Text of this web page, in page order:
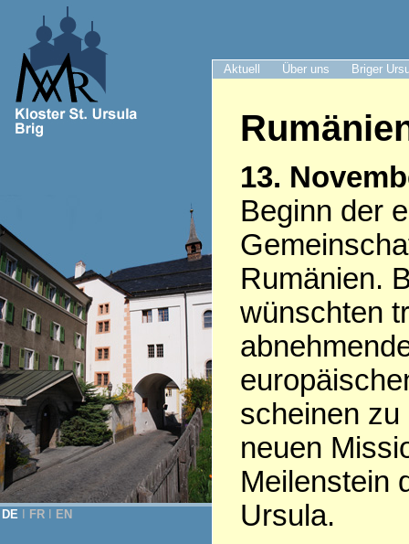
Aktuell Über uns Briger
DE FR EN
13.
Beginn der
Rumänien.
wünschten
scheinen
neuen
Meilenstein
Ursula.